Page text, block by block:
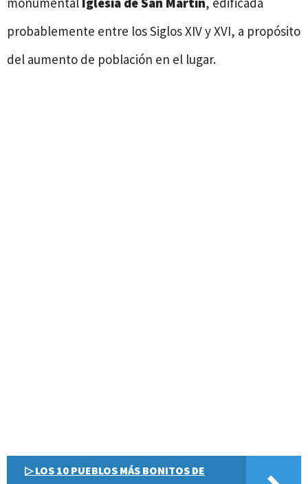
probablemente entre los Siglos XIV y XVI, a propósito
del aumento de población en el lugar.
▷ LOS 10 PUEBLOS MÁS BONITOS DE